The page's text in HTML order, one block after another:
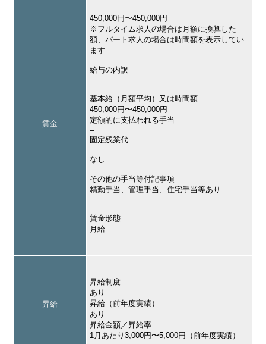
賃金
450,000円〜450,000円
※フルタイム求人の場合は月額に換算した
額、パート求人の場合は時間額を表示してい
ます
給与の内訳
基本給（月額平均）又は時間額
450,000円〜450,000円
定額的に支払われる手当
–
固定残業代
なし
その他の手当等付記事項
精勤手当、管理手当、住宅手当等あり
賃金形態
月給
昇給
昇給制度
あり
昇給（前年度実績）
あり
昇給金額／昇給率
1月あたり3,000円〜5,000円（前年度実績）